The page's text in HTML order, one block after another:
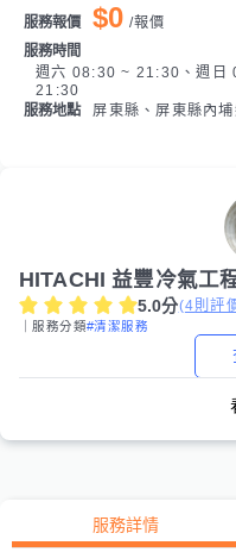
服務報價 $0 /報價
服務時間
週六 08:30 ~ 21:30、週日
21:30
服務地點
屏東縣、屏東縣內埔
HITACHI 益豐冷氣工
5.0分(4則評
｜服務分類#清潔服務
服務詳情